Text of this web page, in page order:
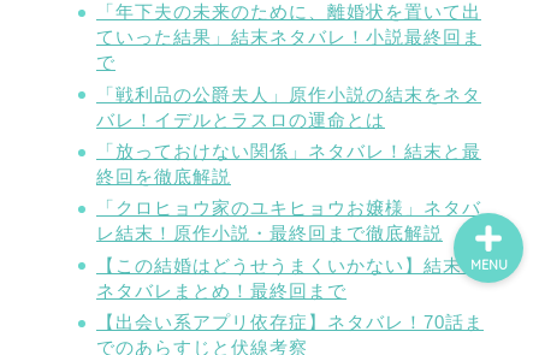
「年下夫の未来のために、離婚状を置いて出
ていった結果」結末ネタバレ！小説最終回ま
で
「戦利品の公爵夫人」原作小説の結末をネタ
バレ！イデルとラスロの運命とは
「放っておけない関係」ネタバレ！結末と最
終回を徹底解説
「クロヒョウ家のユキヒョウお嬢様」ネタバ
レ結末！原作小説・最終回まで徹底解説
【この結婚はどうせうまくいかない】結末の
ネタバレまとめ！最終回まで
【出会い系アプリ依存症】ネタバレ！70話ま
でのあらすじと伏線考察
MENU
無料で読める漫画・小説
漫画・小説新刊情報